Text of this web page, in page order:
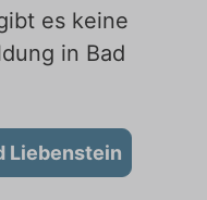
es keine
in Bad
Liebenstein